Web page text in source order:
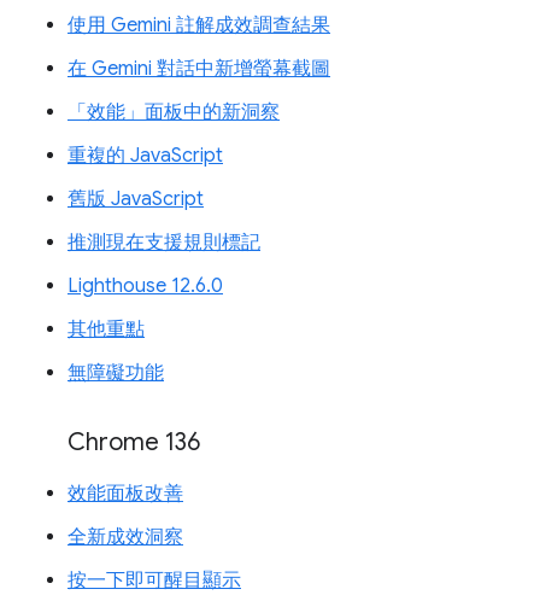
使用 Gemini 註解成效調查結果
在 Gemini 對話中新增螢幕截圖
「效能」面板中的新洞察
重複的 JavaScript
舊版 JavaScript
推測現在支援規則標記
Lighthouse 12.6.0
其他重點
無障礙功能
Chrome 136
效能面板改善
全新成效洞察
按一下即可醒目顯示